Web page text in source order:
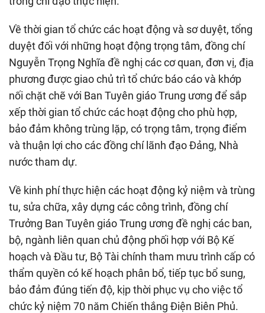
Về thời gian tổ chức các hoạt động và sơ duyệt, tổng
duyệt đối với những hoạt động trọng tâm, đồng chí
Nguyễn Trọng Nghĩa đề nghị các cơ quan, đơn vị, địa
phương được giao chủ trì tổ chức báo cáo và khớp
nối chặt chẽ với Ban Tuyên giáo Trung ương để sắp
xếp thời gian tổ chức các hoạt động cho phù hợp,
bảo đảm không trùng lặp, có trọng tâm, trọng điểm
và thuận lợi cho các đồng chí lãnh đạo Đảng, Nhà
nước tham dự.
Về kinh phí thực hiện các hoạt động kỷ niệm và trùng
tu, sửa chữa, xây dựng các công trình, đồng chí
Trưởng Ban Tuyên giáo Trung ương đề nghị các ban,
bộ, ngành liên quan chủ động phối hợp với Bộ Kế
hoạch và Đầu tư, Bộ Tài chính tham mưu trình cấp có
thẩm quyền có kế hoạch phân bổ, tiếp tục bổ sung,
bảo đảm đúng tiến độ, kịp thời phục vụ cho việc tổ
chức kỷ niệm 70 năm Chiến thắng Điện Biên Phủ.